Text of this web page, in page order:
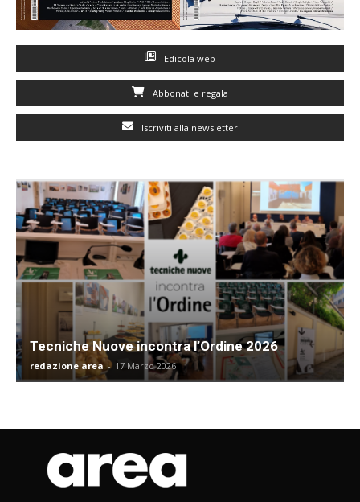
Edicola web
Abbonati e regala
Iscriviti alla newsletter
Tecniche Nuove incontra l’Ordine 2026
redazione area - 17 Marzo 2026